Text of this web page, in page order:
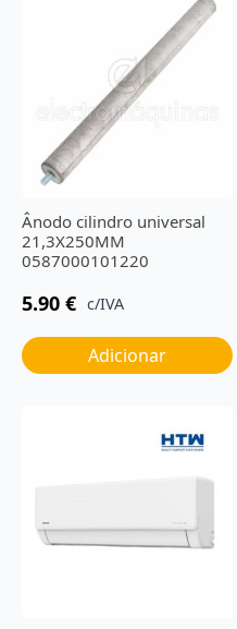
Ânodo cilindro universal
21,3X250MM
0587000101220
5.90 € c/IVA
Adicionar